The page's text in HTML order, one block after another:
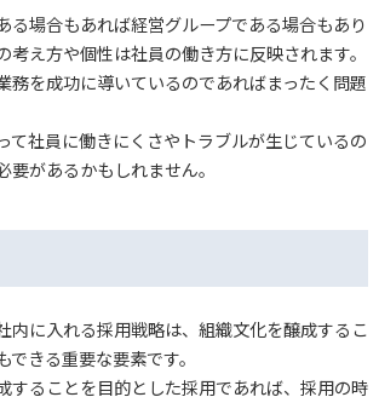
る場合もあれば経営グループである場合もあり
考え方や個性は社員の働き方に反映されます。
務を成功に導いているのであればまったく問題
て社員に働きにくさやトラブルが生じているの
要があるかもしれません。
内に入れる採用戦略は、組織文化を醸成するこ
できる重要な要素です。
することを目的とした採用であれば、採用の時